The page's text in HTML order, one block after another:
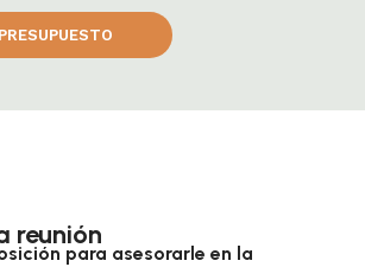
reunión
para asesorarle en la